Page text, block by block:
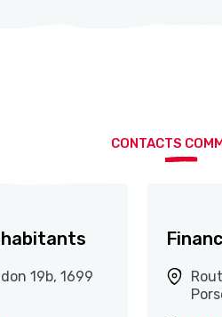
CONTACTS
19b, 1699